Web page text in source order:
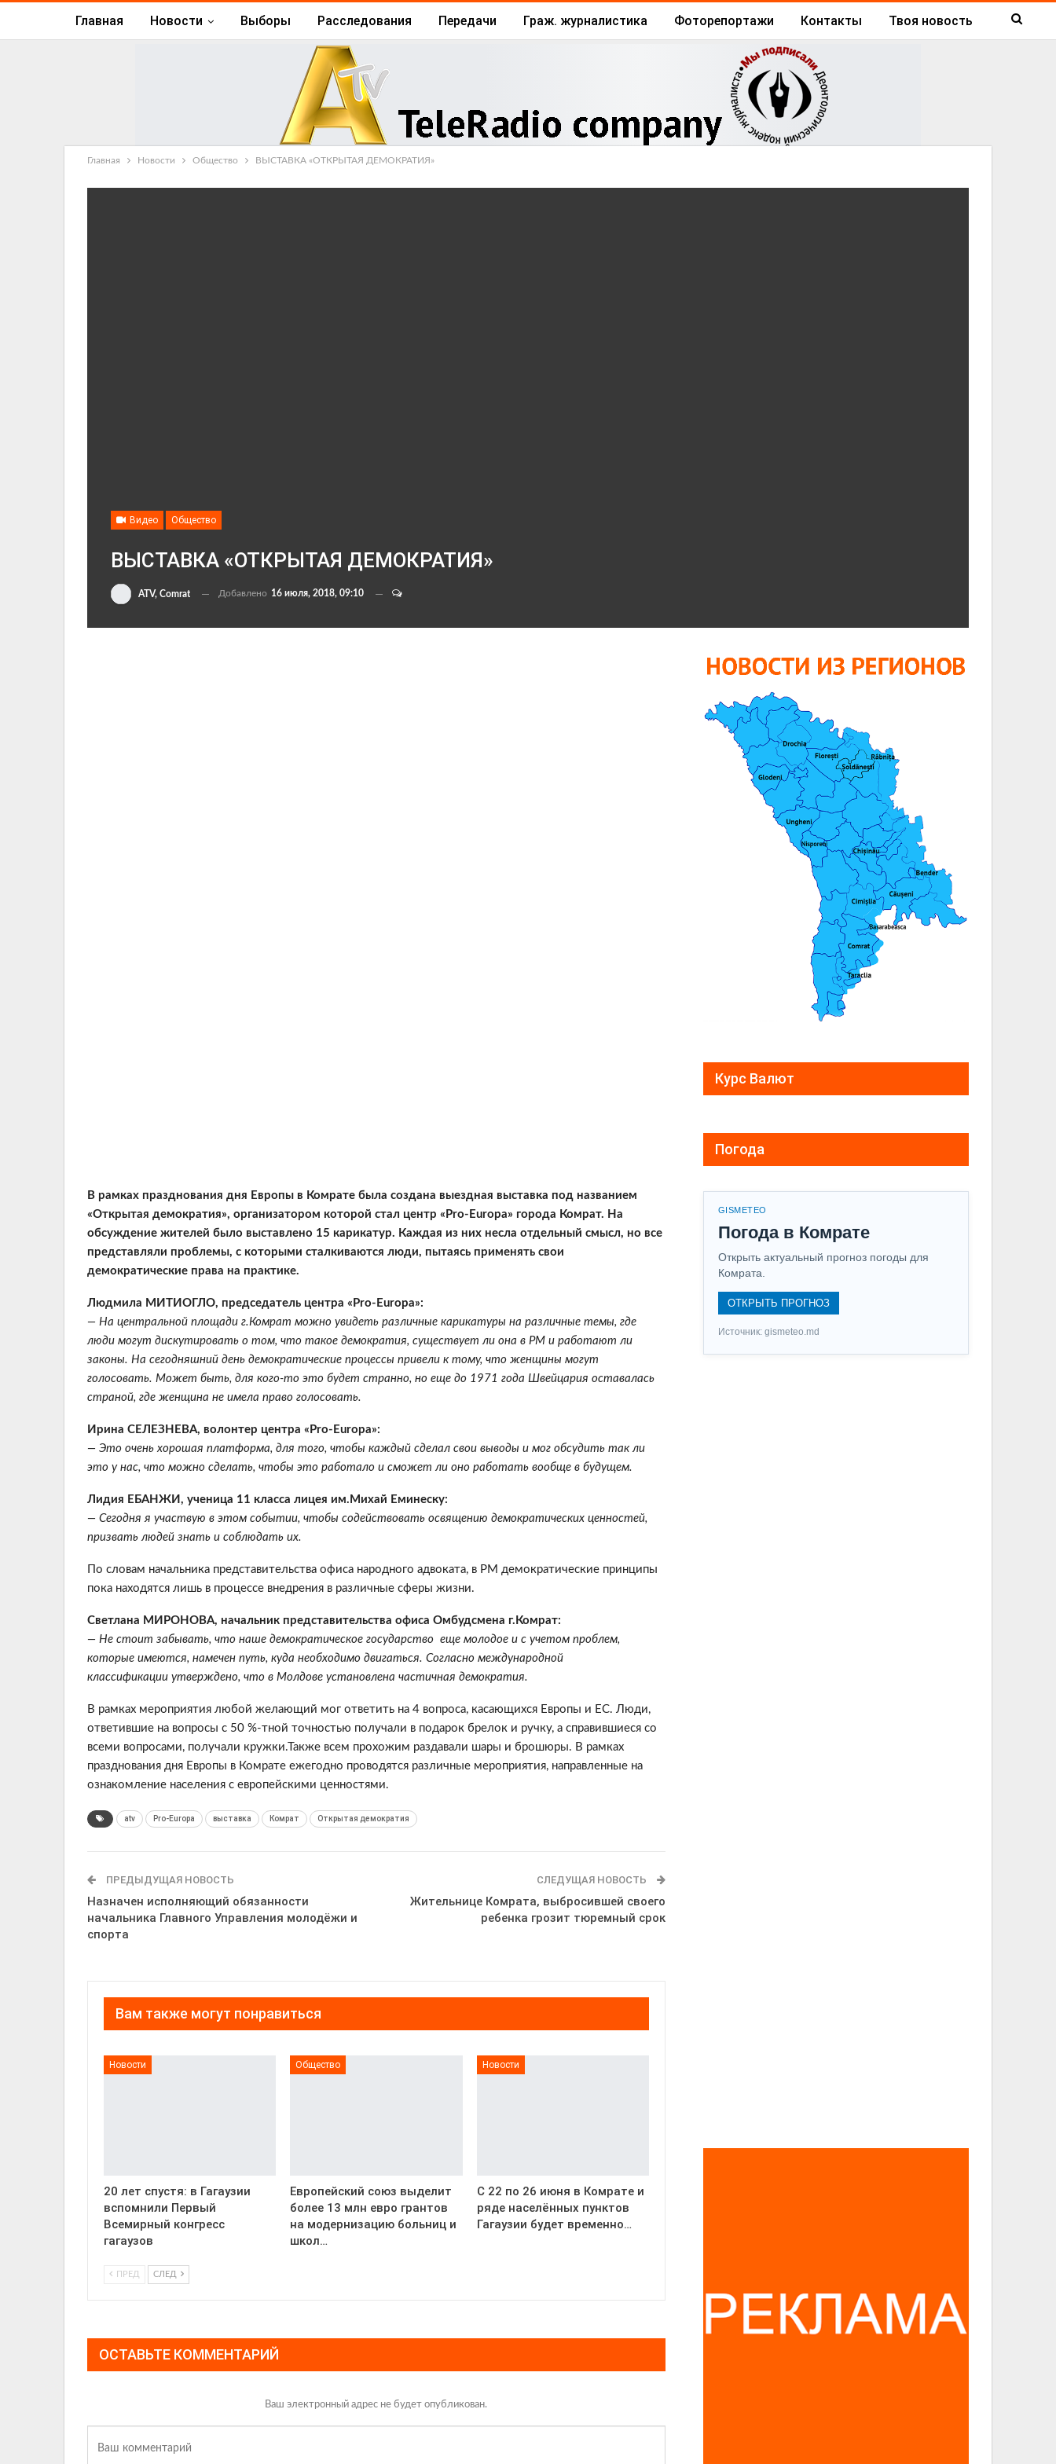
Главная Новости Выборы Расследования Передачи Граж. журналистика Фоторепортажи Контакты Твоя новость
Главная Новости Общество ВЫСТАВКА «ОТКРЫТАЯ ДЕМОКРАТИЯ»
Видео Общество
ВЫСТАВКА «ОТКРЫТАЯ ДЕМОКРАТИЯ»
ATV, Comrat Добавлено 16 июля, 2018, 09:10
В рамках празднования дня Европы в Комрате была создана выездная выставка под названием
«Открытая демократия», организатором которой стал центр «Pro-Europa» города Комрат. На
обсуждение жителей было выставлено 15 карикатур. Каждая из них несла отдельный смысл, но все
представляли проблемы, с которыми сталкиваются люди, пытаясь применять свои
демократические права на практике.
Людмила МИТИОГЛО, председатель центра «Pro-Europa»:
— На центральной площади г.Комрат можно увидеть различные карикатуры на различные темы, где
люди могут дискутировать о том, что такое демократия, существует ли она в РМ и работают ли
законы. На сегодняшний день демократические процессы привели к тому, что женщины могут
голосовать. Может быть, для кого-то это будет странно, но еще до 1971 года Швейцария оставалась
страной, где женщина не имела право голосовать.
Ирина СЕЛЕЗНЕВА, волонтер центра «Pro-Europa»:
— Это очень хорошая платформа, для того, чтобы каждый сделал свои выводы и мог обсудить так ли
это у нас, что можно сделать, чтобы это работало и сможет ли оно работать вообще в будущем.
Лидия ЕБАНЖИ, ученица 11 класса лицея им.Михай Еминеску:
— Сегодня я участвую в этом событии, чтобы содействовать освящению демократических ценностей,
призвать людей знать и соблюдать их.
По словам начальника представительства офиса народного адвоката, в РМ демократические принципы
пока находятся лишь в процессе внедрения в различные сферы жизни.
Светлана МИРОНОВА, начальник представительства офиса Омбудсмена г.Комрат:
— Не стоит забывать, что наше демократическое государство еще молодое и с учетом проблем,
которые имеются, намечен путь, куда необходимо двигаться. Согласно международной
классификации утверждено, что в Молдове установлена частичная демократия.
В рамках мероприятия любой желающий мог ответить на 4 вопроса, касающихся Европы и ЕС. Люди,
ответившие на вопросы с 50 %-тной точностью получали в подарок брелок и ручку, а справившиеся со
всеми вопросами, получали кружки.Также всем прохожим раздавали шары и брошюры. В рамках
празднования дня Европы в Комрате ежегодно проводятся различные мероприятия, направленные на
ознакомление населения с европейскими ценностями.
atv Pro-Europa выставка Комрат Открытая демократия
ПРЕДЫДУЩАЯ НОВОСТЬ
Назначен исполняющий обязанности
начальника Главного Управления молодёжи и
спорта
СЛЕДУЩАЯ НОВОСТЬ
Жительнице Комрата, выбросившей своего
ребенка грозит тюремный срок
Вам также могут понравиться
Новости
20 лет спустя: в Гагаузии
вспомнили Первый
Всемирный конгресс
гагаузов
Общество
Европейский союз выделит
более 13 млн евро грантов
на модернизацию больниц и
школ…
Новости
С 22 по 26 июня в Комрате и
ряде населённых пунктов
Гагаузии будет временно…
ПРЕД СЛЕД
ОСТАВЬТЕ КОММЕНТАРИЙ
Ваш электронный адрес не будет опубликован.
Курс Валют
Погода
GISMETEO
Погода в Комрате
Открыть актуальный прогноз погоды для
Комрата.
ОТКРЫТЬ ПРОГНОЗ
Источник: gismeteo.md